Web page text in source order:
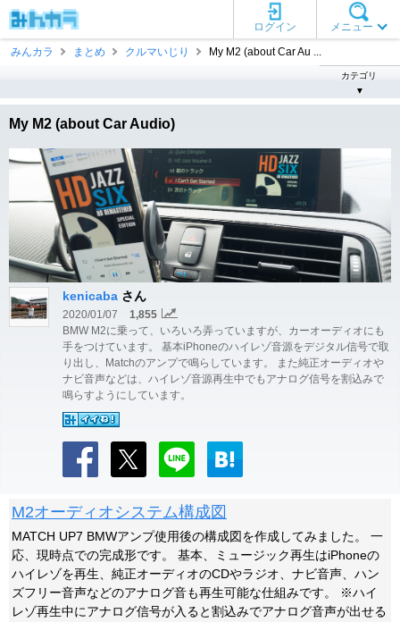
メニュー
ログイン
みんカラ
まとめ クルマいじり My M2 (about Car Au ...
カテゴリ
▼
My M2 (about Car Audio)
kenicaba さん
2020/01/07
1,855
BMW M2に乗って、いろいろ弄っていますが、カーオーディオにも
手をつけています。 基本iPhoneのハイレゾ音源をデジタル信号で取
り出し、Matchのアンプで鳴らしています。 また純正オーディオや
ナビ音声などは、ハイレゾ音源再生中でもアナログ信号を割込みで
鳴らすようにしています。
M2オーディオシステム構成図
MATCH UP7 BMWアンプ使用後の構成図を作成してみました。 一
応、現時点での完成形です。 基本、ミュージック再生はiPhoneの
ハイレゾを再生、純正オーディオのCDやラジオ、ナビ音声、ハン
ズフリー音声などのアナログ音も再生可能な仕組みです。 ※ハイ
レゾ再生中にアナログ信号が入ると割込みでアナログ音声が出せる